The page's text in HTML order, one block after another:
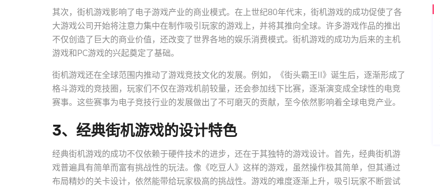
其次，街机游戏影响了电子游戏产业的商业模式。在上世纪80年代末，街机游戏的成功促使了各
大游戏公司开始将注意力集中在制作吸引玩家的游戏上，并将其推向全球。许多游戏作品的推出
不仅创造了巨大的商业价值，还改变了世界各地的娱乐消费模式。街机游戏的成功为后来的主机
游戏和PC游戏的兴起奠定了基础。
街机游戏还在全球范围内推动了游戏竞技文化的发展。例如，《街头霸王II》诞生后，逐渐形成了
格斗游戏的竞技圈，玩家们不仅在游戏机前较量，还会参加线下比赛，逐渐演变成全球性的电竞
赛事。这些赛事为电子竞技行业的发展做出了不可磨灭的贡献，至今依然影响着全球电竞产业。
3、经典街机游戏的设计特色
经典街机游戏的成功不仅依赖于硬件技术的进步，还在于其独特的游戏设计。首先，经典街机游
戏普遍具有简单而富有挑战性的玩法。像《吃豆人》这样的游戏，虽然操作极其简单，但其通过
布局精妙的关卡设计，依然能带给玩家极高的挑战性。游戏的难度逐渐上升，吸引玩家不断尝试